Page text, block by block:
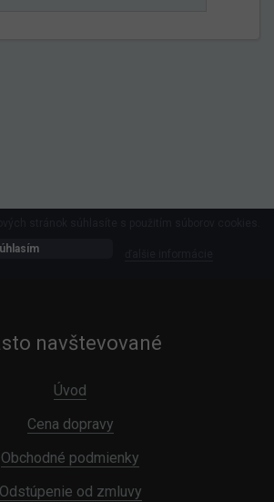
navštevované
Úvod
Cena dopravy
Obchodné podmienky
Odstúpenie od zmluvy